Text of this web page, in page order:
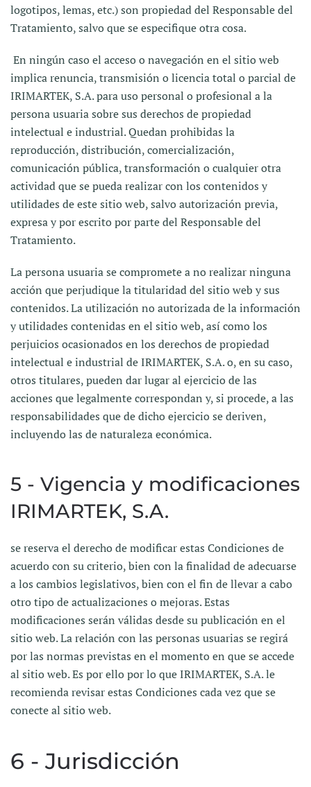
logotipos, lemas, etc.) son propiedad del Responsable del
Tratamiento, salvo que se especifique otra cosa.
En ningún caso el acceso o navegación en el sitio web
implica renuncia, transmisión o licencia total o parcial de
IRIMARTEK, S.A. para uso personal o profesional a la
persona usuaria sobre sus derechos de propiedad
intelectual e industrial. Quedan prohibidas la
reproducción, distribución, comercialización,
comunicación pública, transformación o cualquier otra
actividad que se pueda realizar con los contenidos y
utilidades de este sitio web, salvo autorización previa,
expresa y por escrito por parte del Responsable del
Tratamiento.
La persona usuaria se compromete a no realizar ninguna
acción que perjudique la titularidad del sitio web y sus
contenidos. La utilización no autorizada de la información
y utilidades contenidas en el sitio web, así como los
perjuicios ocasionados en los derechos de propiedad
intelectual e industrial de IRIMARTEK, S.A. o, en su caso,
otros titulares, pueden dar lugar al ejercicio de las
acciones que legalmente correspondan y, si procede, a las
responsabilidades que de dicho ejercicio se deriven,
incluyendo las de naturaleza económica.
5 - Vigencia y modificaciones
IRIMARTEK, S.A.
se reserva el derecho de modificar estas Condiciones de
acuerdo con su criterio, bien con la finalidad de adecuarse
a los cambios legislativos, bien con el fin de llevar a cabo
otro tipo de actualizaciones o mejoras. Estas
modificaciones serán válidas desde su publicación en el
sitio web. La relación con las personas usuarias se regirá
por las normas previstas en el momento en que se accede
al sitio web. Es por ello por lo que IRIMARTEK, S.A. le
recomienda revisar estas Condiciones cada vez que se
conecte al sitio web.
6 - Jurisdicción